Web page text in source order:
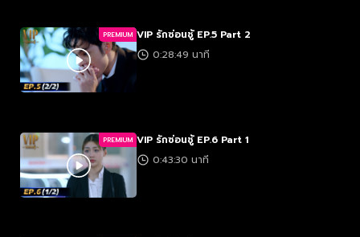
PREMIUM VIP รักซ่อนชู้ EP.5 Part 2
0:28:49 นาที
PREMIUM VIP รักซ่อนชู้ EP.6 Part 1
0:43:30 นาที